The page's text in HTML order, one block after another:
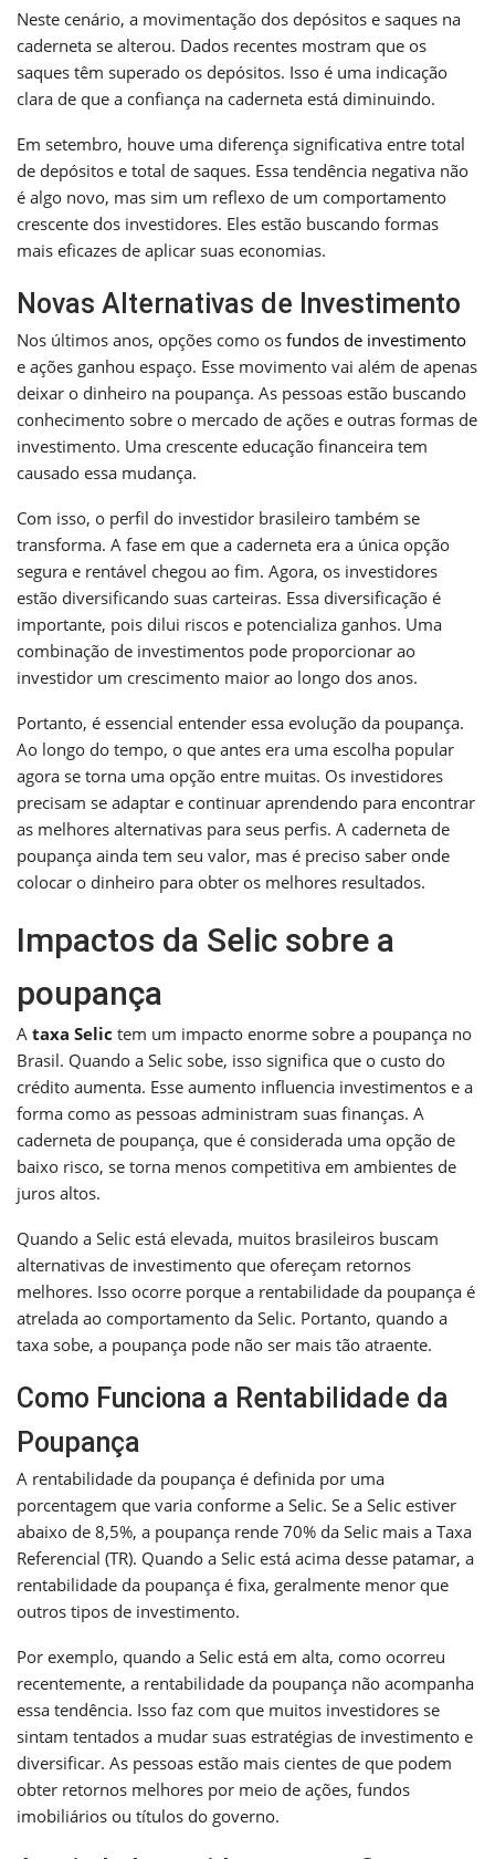
Neste cenário, a movimentação dos depósitos e saques na
caderneta se alterou. Dados recentes mostram que os
saques têm superado os depósitos. Isso é uma indicação
clara de que a confiança na caderneta está diminuindo.
Em setembro, houve uma diferença significativa entre total
de depósitos e total de saques. Essa tendência negativa não
é algo novo, mas sim um reflexo de um comportamento
crescente dos investidores. Eles estão buscando formas
mais eficazes de aplicar suas economias.
Novas Alternativas de Investimento
Nos últimos anos, opções como os fundos de investimento
e ações ganhou espaço. Esse movimento vai além de apenas
deixar o dinheiro na poupança. As pessoas estão buscando
conhecimento sobre o mercado de ações e outras formas de
investimento. Uma crescente educação financeira tem
causado essa mudança.
Com isso, o perfil do investidor brasileiro também se
transforma. A fase em que a caderneta era a única opção
segura e rentável chegou ao fim. Agora, os investidores
estão diversificando suas carteiras. Essa diversificação é
importante, pois dilui riscos e potencializa ganhos. Uma
combinação de investimentos pode proporcionar ao
investidor um crescimento maior ao longo dos anos.
Portanto, é essencial entender essa evolução da poupança.
Ao longo do tempo, o que antes era uma escolha popular
agora se torna uma opção entre muitas. Os investidores
precisam se adaptar e continuar aprendendo para encontrar
as melhores alternativas para seus perfis. A caderneta de
poupança ainda tem seu valor, mas é preciso saber onde
colocar o dinheiro para obter os melhores resultados.
Impactos da Selic sobre a
poupança
A taxa Selic tem um impacto enorme sobre a poupança no
Brasil. Quando a Selic sobe, isso significa que o custo do
crédito aumenta. Esse aumento influencia investimentos e a
forma como as pessoas administram suas finanças. A
caderneta de poupança, que é considerada uma opção de
baixo risco, se torna menos competitiva em ambientes de
juros altos.
Quando a Selic está elevada, muitos brasileiros buscam
alternativas de investimento que ofereçam retornos
melhores. Isso ocorre porque a rentabilidade da poupança é
atrelada ao comportamento da Selic. Portanto, quando a
taxa sobe, a poupança pode não ser mais tão atraente.
Como Funciona a Rentabilidade da
Poupança
A rentabilidade da poupança é definida por uma
porcentagem que varia conforme a Selic. Se a Selic estiver
abaixo de 8,5%, a poupança rende 70% da Selic mais a Taxa
Referencial (TR). Quando a Selic está acima desse patamar, a
rentabilidade da poupança é fixa, geralmente menor que
outros tipos de investimento.
Por exemplo, quando a Selic está em alta, como ocorreu
recentemente, a rentabilidade da poupança não acompanha
essa tendência. Isso faz com que muitos investidores se
sintam tentados a mudar suas estratégias de investimento e
diversificar. As pessoas estão mais cientes de que podem
obter retornos melhores por meio de ações, fundos
imobiliários ou títulos do governo.